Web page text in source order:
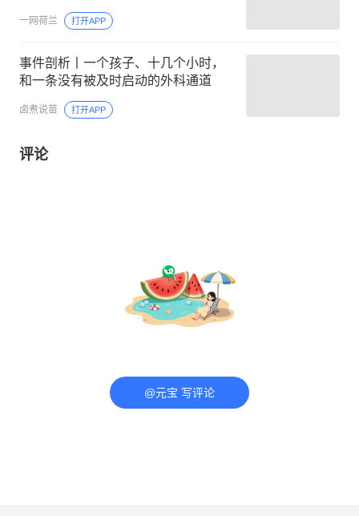
一网荷兰 打开APP
事件剖析丨一个孩子、十几个小时，
和一条没有被及时启动的外科通道
卤煮说苗 打开APP
评论
@元宝 写评论